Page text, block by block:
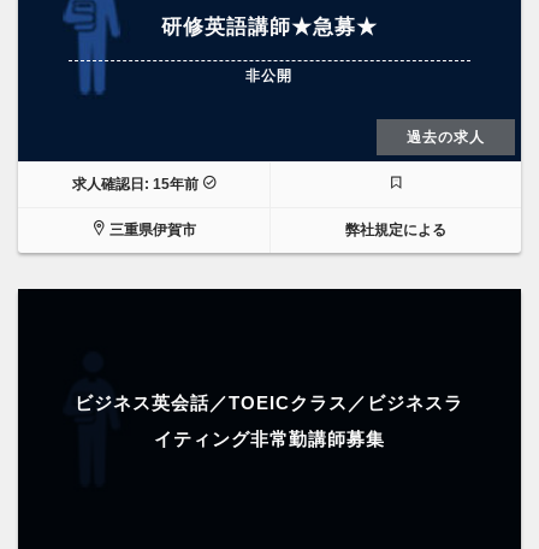
研修英語講師★急募★
非公開
過去の求人
求人確認日: 15年前
三重県伊賀市 弊社規定による
ビジネス英会話／TOEICクラス／ビジネスラ
イティング非常勤講師募集